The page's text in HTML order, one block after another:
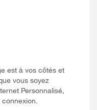
est à vos côtés et
vous soyez
Personnalisé,
connexion.